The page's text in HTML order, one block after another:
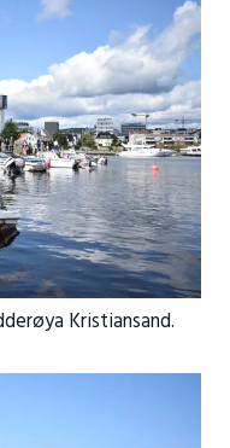
Kristiansand.